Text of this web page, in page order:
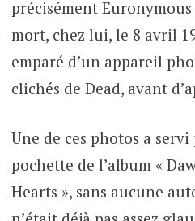
précisément
mort, chez lui, le 8 avril
emparé d’un appareil
clichés de Dead, avant
Une de ces photos a
pochette de l’album «
Hearts », sans aucune